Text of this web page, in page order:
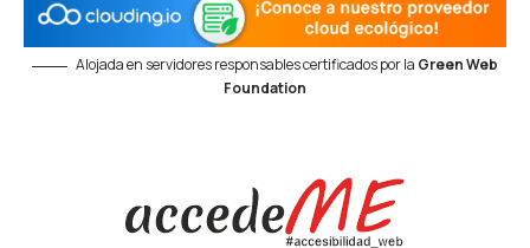
Alojada en servidores responsables certificados por la Green Web
Foundation